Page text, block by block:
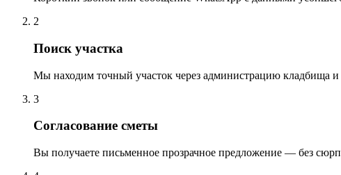
2
Поиск участка
Мы находим точный участок через администрацию кладбища
3
Согласование сметы
Вы получаете письменное прозрачное предложение — без